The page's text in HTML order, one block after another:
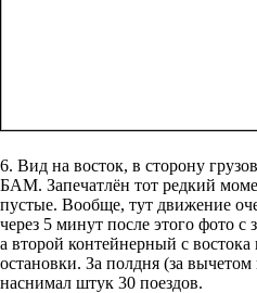
6. Вид на восток, в сторону
БАМ. Запечатлён тот редкий
пустые. Вообще, тут движение
через 5 минут после этого фото с
а второй контейнерный с востока
остановки. За полдня (за вычетом
наснимал штук 30 поездов.